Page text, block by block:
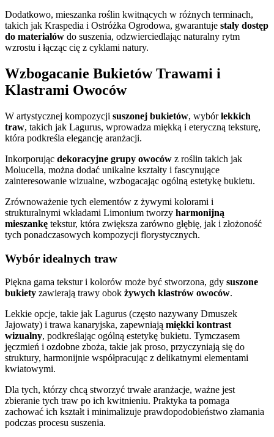
Dodatkowo, mieszanka roślin kwitnących w różnych terminach,
takich jak Kraspedia i Ostróżka Ogrodowa, gwarantuje stały dostęp
do materiałów do suszenia, odzwierciedlając naturalny rytm
wzrostu i łącząc cię z cyklami natury.
Wzbogacanie Bukietów Trawami i
Klastrami Owoców
W artystycznej kompozycji suszonej bukietów, wybórlekkich
traw, takich jak Lagurus, wprowadza miękką i eteryczną teksturę,
która podkreśla elegancję aranżacji.
Inkorporując dekoracyjne grupy owoców z roślin takich jak
Molucella, można dodać unikalne kształty i fascynujące
zainteresowanie wizualne, wzbogacając ogólną estetykę bukietu.
Zrównoważenie tych elementów z żywymi kolorami i
strukturalnymi wkładami Limonium tworzy harmonijną
mieszankę tekstur, która zwiększa zarówno głębię, jak i złożoność
tych ponadczasowych kompozycji florystycznych.
Wybór idealnych traw
Piękna gama tekstur i kolorów może być stworzona, gdy suszone
bukiety zawierają trawy obok żywych klastrów owoców.
Lekkie opcje, takie jak Lagurus (często nazywany Dmuszek
Jajowaty) i trawa kanaryjska, zapewniają miękki kontrast
wizualny, podkreślając ogólną estetykę bukietu. Tymczasem
jęczmień i ozdobne zboża, takie jak proso, przyczyniają się do
struktury, harmonijnie współpracując z delikatnymi elementami
kwiatowymi.
Dla tych, którzy chcą stworzyć trwałe aranżacje, ważne jest
zbieranie tych traw po ich kwitnieniu. Praktyka ta pomaga
zachować ich kształt i minimalizuje prawdopodobieństwo złamania
podczas procesu suszenia.